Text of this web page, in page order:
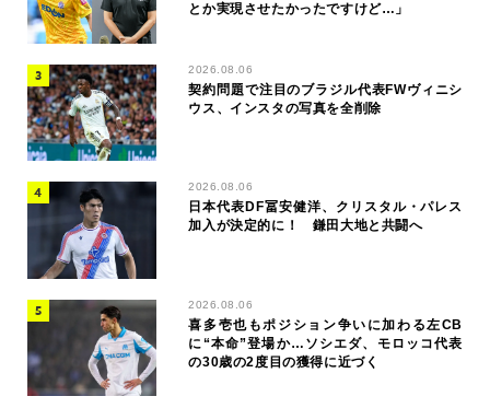
とか実現させたかったですけど…」
2026.08.06
契約問題で注目のブラジル代表FWヴィニシ
ウス、インスタの写真を全削除
2026.08.06
日本代表DF冨安健洋、クリスタル・パレス
加入が決定的に！ 鎌田大地と共闘へ
2026.08.06
喜多壱也もポジション争いに加わる左CB
に“本命”登場か…ソシエダ、モロッコ代表
の30歳の2度目の獲得に近づく